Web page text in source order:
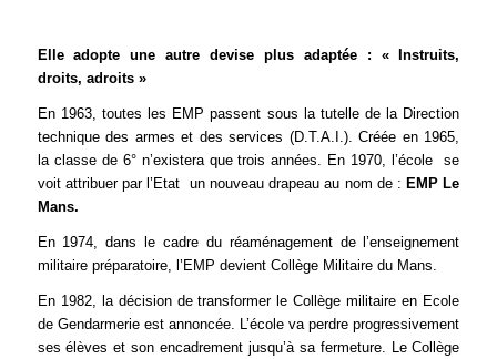
Elle adopte une autre devise plus adaptée : « Instruits,
droits, adroits »
En 1963, toutes les EMP passent sous la tutelle de la Direction
technique des armes et des services (D.T.A.I.). Créée en 1965,
la classe de 6° n’existera que trois années. En 1970, l’école se
voit attribuer par l’Etat un nouveau drapeau au nom de : EMP Le
Mans.
En 1974, dans le cadre du réaménagement de l’enseignement
militaire préparatoire, l’EMP devient Collège Militaire du Mans.
En 1982, la décision de transformer le Collège militaire en Ecole
de Gendarmerie est annoncée. L’école va perdre progressivement
ses élèves et son encadrement jusqu’à sa fermeture. Le Collège